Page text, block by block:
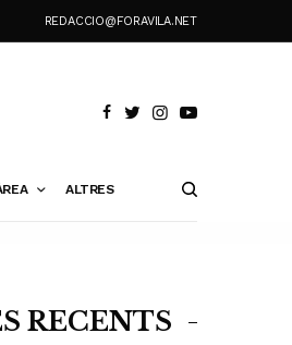
REDACCIO@FORAVILA.NET
ALTRES
RECENTS